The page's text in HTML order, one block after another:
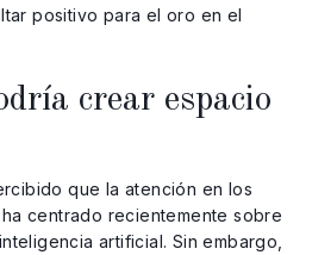
positivo para el oro en el
crear espacio
que la atención en los
centrado recientemente sobre
artificial. Sin embargo,